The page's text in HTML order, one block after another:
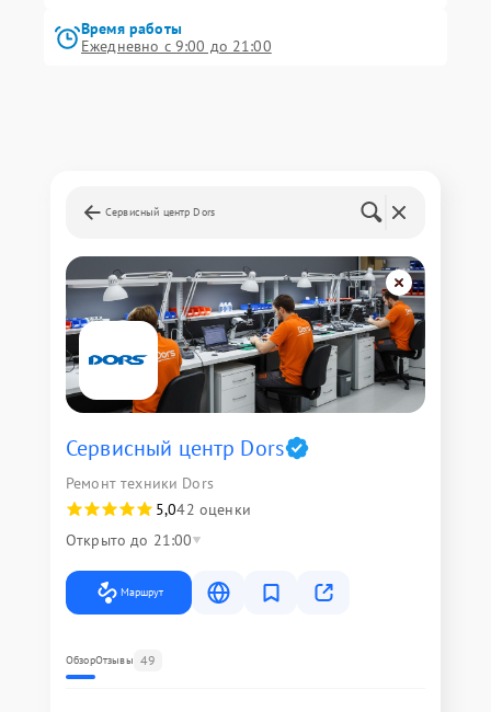
Время работы
Ежедневно с 9:00 до 21:00
Сервисный центр Dors
Сервисный центр Dors
Ремонт техники Dors
5,042 оценки
Открыто до 21:00
Маршрут
ОбзорОтзывы 49